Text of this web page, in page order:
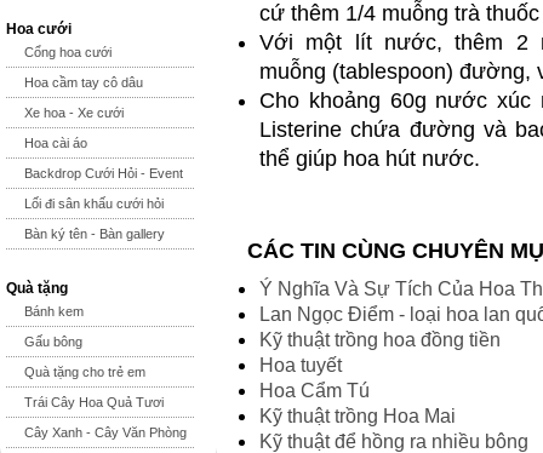
Hoa cưới
Cổng hoa cưới
Hoa cầm tay cô dâu
Xe hoa - Xe cưới
Hoa cài áo
Backdrop Cưới Hỏi - Event
Lối đi sân khấu cưới hỏi
Bàn ký tên - Bàn gallery
Quà tặng
Bánh kem
Gấu bông
Quà tặng cho trẻ em
Trái Cây Hoa Quả Tươi
Cây Xanh - Cây Văn Phòng
cứ thêm 1/4 muỗng trà
Với một lít nước, thêm 2
muỗng (tablespoon) đường,
Cho khoảng 60g nước xúc
Listerine chứa đường và
thể giúp hoa hút nước.
CÁC TIN CÙNG CHUYÊN
Ý Nghĩa Và Sự Tích Của Hoa
Lan Ngọc Điểm - loại hoa lan
Kỹ thuật trồng hoa đồng tiền
Hoa tuyết
Hoa Cẩm Tú
Kỹ thuật trồng Hoa Mai
Kỹ thuật để hồng ra nhiều bông